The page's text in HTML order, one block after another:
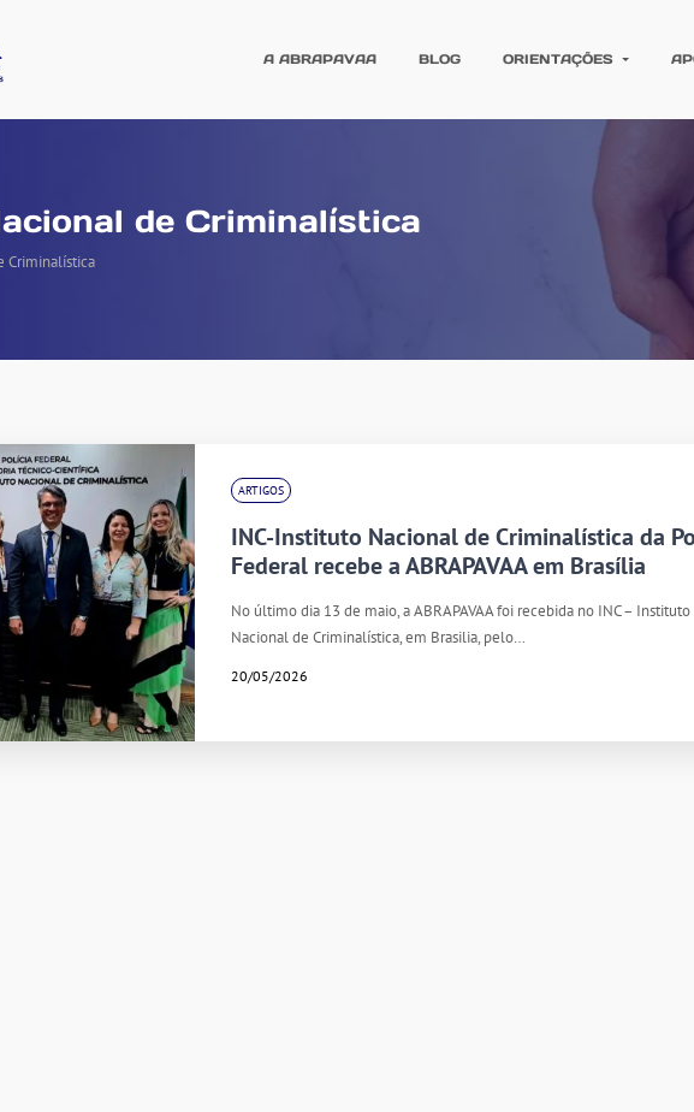
A ABRAPAVAA BLOG ORIENTAÇÕES
de Criminalística
Criminalística
ARTIGOS
INC-Instituto Nacional de Criminalística da
Federal recebe a ABRAPAVAA em Brasília
No último dia 13 de maio, a ABRAPAVAA foi recebida no INC – Instituto
Nacional de Criminalística, em Brasilia, pelo…
20/05/2026